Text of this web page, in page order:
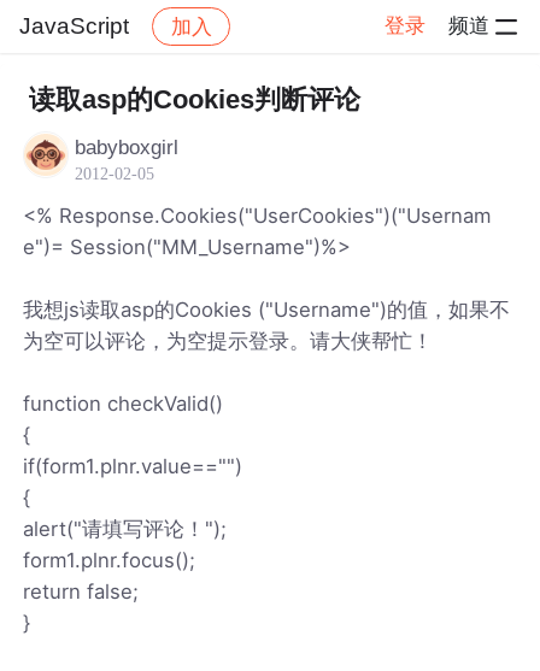
JavaScript 加入 登录 频道
社区 JavaScript 帖子详情
读取asp的Cookies判断评论
babyboxgirl
2012-02-05
<% Response.Cookies("UserCookies")("Usernam
e")= Session("MM_Username")%>
我想js读取asp的Cookies ("Username")的值，如果不
为空可以评论，为空提示登录。请大侠帮忙！
function checkValid()
{
if(form1.plnr.value=="")
{
alert("请填写评论！");
form1.plnr.focus();
return false;
}